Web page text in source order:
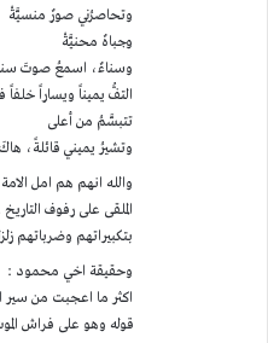
وتحاصرُني صورٌ منسيَّةْ
وجباهٌ محنيَّةْ
وسناءٌ، اسمعُ صوتَ
التفُّ يميناً ويساراً خلفاً
تتبسَّمُ من أعلى
وتشيرُ يميني قائلةً، هاكَ
والله انهم هم امل
الملقى على رفوف
بتكبيراتهم وضرباتهم
وحقيقة اخي محمود :
اكثر ما اعجبت من سير
قوله وهو على فراش